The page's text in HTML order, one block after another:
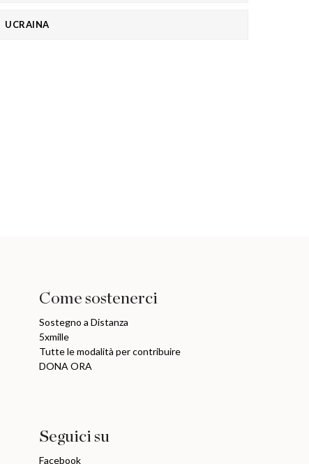
UCRAINA
Come sostenerci
Sostegno a Distanza
5xmille
Tutte le modalità per contribuire
DONA ORA
Seguici su
Facebook